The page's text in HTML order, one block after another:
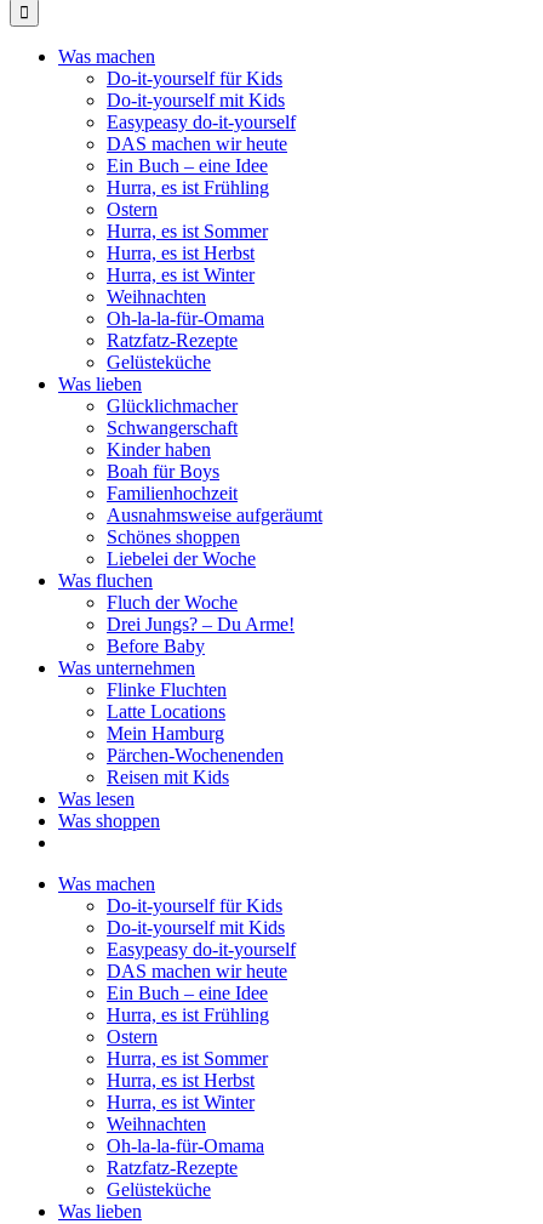
Was machen
Do-it-yourself für Kids
Do-it-yourself mit Kids
Easypeasy do-it-yourself
DAS machen wir heute
Ein Buch – eine Idee
Hurra, es ist Frühling
Ostern
Hurra, es ist Sommer
Hurra, es ist Herbst
Hurra, es ist Winter
Weihnachten
Oh-la-la-für-Omama
Ratzfatz-Rezepte
Gelüsteküche
Was lieben
Glücklichmacher
Schwangerschaft
Kinder haben
Boah für Boys
Familienhochzeit
Ausnahmsweise aufgeräumt
Schönes shoppen
Liebelei der Woche
Was fluchen
Fluch der Woche
Drei Jungs? – Du Arme!
Before Baby
Was unternehmen
Flinke Fluchten
Latte Locations
Mein Hamburg
Pärchen-Wochenenden
Reisen mit Kids
Was lesen
Was shoppen
Was machen
Do-it-yourself für Kids
Do-it-yourself mit Kids
Easypeasy do-it-yourself
DAS machen wir heute
Ein Buch – eine Idee
Hurra, es ist Frühling
Ostern
Hurra, es ist Sommer
Hurra, es ist Herbst
Hurra, es ist Winter
Weihnachten
Oh-la-la-für-Omama
Ratzfatz-Rezepte
Gelüsteküche
Was lieben